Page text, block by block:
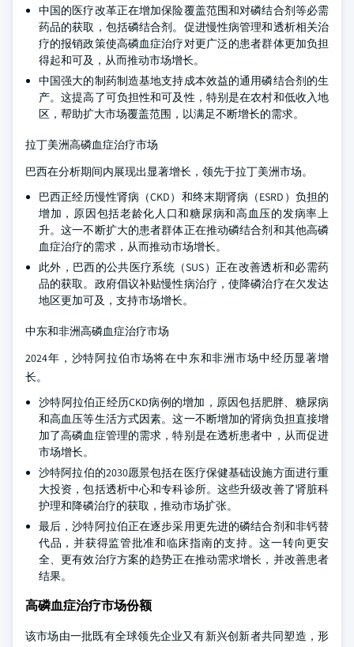
中国的医疗改革正在增加保险覆盖范围和对磷结合剂等必需
药品的获取，包括磷结合剂。促进慢性病管理和透析相关治
疗的报销政策使高磷血症治疗对更广泛的患者群体更加负担
得起和可及，从而推动市场增长。
中国强大的制药制造基地支持成本效益的通用磷结合剂的生
产。这提高了可负担性和可及性，特别是在农村和低收入地
区，帮助扩大市场覆盖范围，以满足不断增长的需求。
拉丁美洲高磷血症治疗市场
巴西在分析期间内展现出显著增长，领先于拉丁美洲市场。
巴西正经历慢性肾病（CKD）和终末期肾病（ESRD）负担的
增加，原因包括老龄化人口和糖尿病和高血压的发病率上
升。这一不断扩大的患者群体正在推动磷结合剂和其他高磷
血症治疗的需求，从而推动市场增长。
此外，巴西的公共医疗系统（SUS）正在改善透析和必需药
品的获取。政府倡议补贴慢性病治疗，使降磷治疗在欠发达
地区更加可及，支持市场增长。
中东和非洲高磷血症治疗市场
2024年，沙特阿拉伯市场将在中东和非洲市场中经历显著增
长。
沙特阿拉伯正经历CKD病例的增加，原因包括肥胖、糖尿病
和高血压等生活方式因素。这一不断增加的肾病负担直接增
加了高磷血症管理的需求，特别是在透析患者中，从而促进
市场增长。
沙特阿拉伯的2030愿景包括在医疗保健基础设施方面进行重
大投资，包括透析中心和专科诊所。这些升级改善了肾脏科
护理和降磷治疗的获取，推动市场扩张。
最后，沙特阿拉伯正在逐步采用更先进的磷结合剂和非钙替
代品，并获得监管批准和临床指南的支持。这一转向更安
全、更有效治疗方案的趋势正在推动需求增长，并改善患者
结果。
高磷血症治疗市场份额
该市场由一批既有全球领先企业又有新兴创新者共同塑造，形